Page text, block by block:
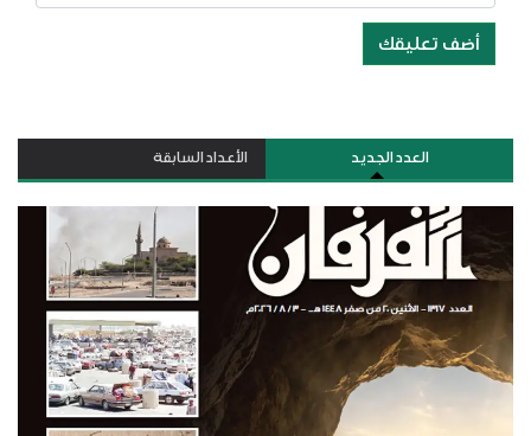
أضف تعليقك
العدد الجديد الأعداد السابقة